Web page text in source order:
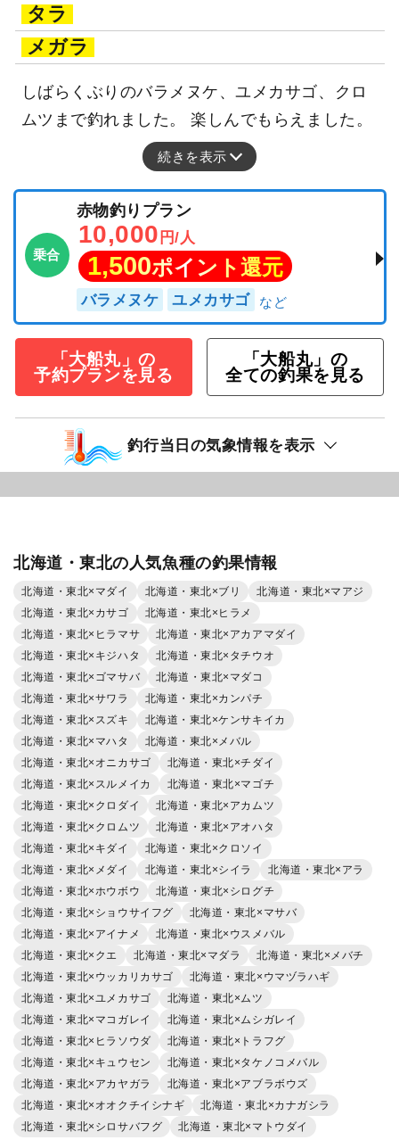
タラ
メガラ
しばらくぶりのバラメヌケ、ユメカサゴ、クロ
ムツまで釣れました。 楽しんでもらえました。
続きを表示
乗合
赤物釣りプラン
10,000 円/人
1,500ポイント還元
バラメヌケ ユメカサゴ
「大船丸」の
予約プランを見る
「大船丸」の
全ての釣果を見る
釣行当日の気象情報を表示
北海道・東北の人気魚種の釣果情報
北海道・東北×マダイ 北海道・東北×ブリ
北海道・東北×マアジ
北海道・東北×カサゴ
北海道・東北×ヒラメ
北海道・東北×ヒラマサ
北海道・東北×アカアマダイ
北海道・東北×キジハタ
北海道・東北×タチウオ
北海道・東北×ゴマサバ
北海道・東北×マダコ
北海道・東北×サワラ
北海道・東北×カンパチ
北海道・東北×スズキ
北海道・東北×ケンサキイカ
北海道・東北×マハタ
北海道・東北×メバル
北海道・東北×オニカサゴ
北海道・東北×チダイ
北海道・東北×スルメイカ
北海道・東北×マゴチ
北海道・東北×クロダイ
北海道・東北×アカムツ
北海道・東北×クロムツ
北海道・東北×アオハタ
北海道・東北×キダイ
北海道・東北×クロソイ
北海道・東北×メダイ
北海道・東北×シイラ
北海道・東北×アラ
北海道・東北×ホウボウ
北海道・東北×シログチ
北海道・東北×ショウサイフグ
北海道・東北×マサバ
北海道・東北×アイナメ
北海道・東北×ウスメバル
北海道・東北×クエ
北海道・東北×マダラ
北海道・東北×メバチ
北海道・東北×ウッカリカサゴ
北海道・東北×ウマヅラハギ
北海道・東北×ユメカサゴ
北海道・東北×ムツ
北海道・東北×マコガレイ
北海道・東北×ムシガレイ
北海道・東北×ヒラソウダ
北海道・東北×トラフグ
北海道・東北×キュウセン
北海道・東北×タケノコメバル
北海道・東北×アカヤガラ
北海道・東北×アブラボウズ
北海道・東北×オオクチイシナギ
北海道・東北×カナガシラ
北海道・東北×シロサバフグ
北海道・東北×マトウダイ